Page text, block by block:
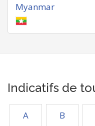
Myanmar
Indicatifs de
A B